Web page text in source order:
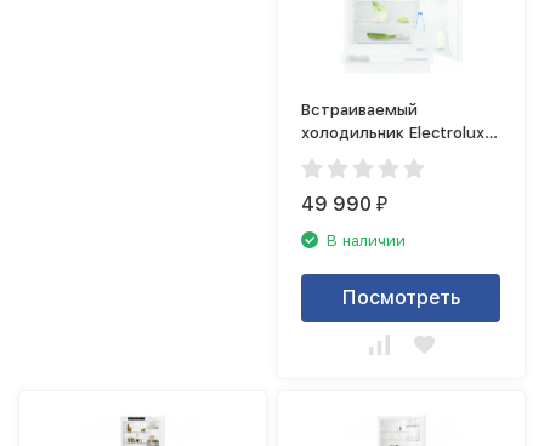
Встраиваемый
холодильник Electrolux
RXB2AF82S
49 990₽
В наличии
Посмотреть